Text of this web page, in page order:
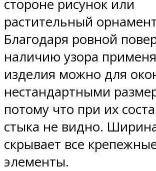
стороне рисунок или
растительный
Благодаря ровной
наличию узора
изделия можно для
нестандартными
потому что при их
стыка не видно.
скрывает все
элементы.